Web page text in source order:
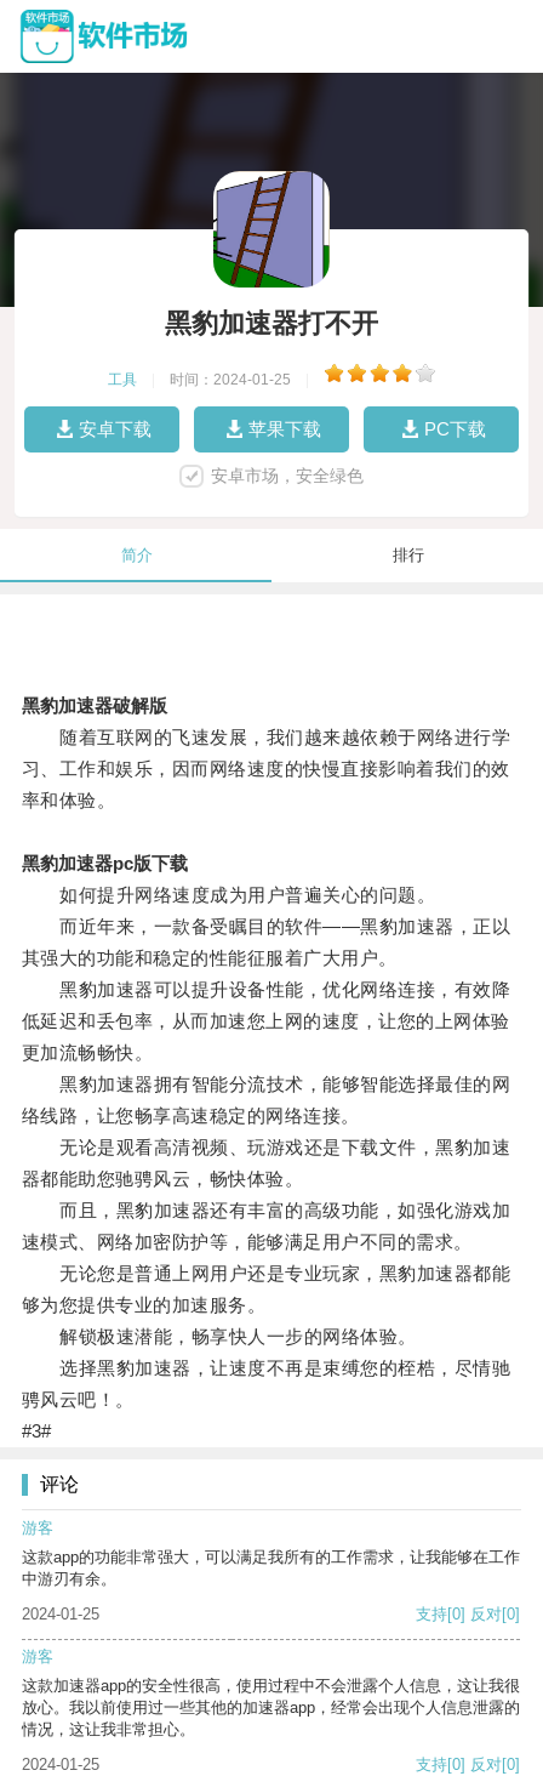
黑豹加速器打不开
工具 时间：2024-01-25
安卓下载 苹果下载 PC下载
安卓市场，安全绿色
简介 排行
黑豹加速器破解版
随着互联网的飞速发展，我们越来越依赖于网络进行学
习、工作和娱乐，因而网络速度的快慢直接影响着我们的效
率和体验。
黑豹加速器pc版下载
如何提升网络速度成为用户普遍关心的问题。
而近年来，一款备受瞩目的软件——黑豹加速器，正以
其强大的功能和稳定的性能征服着广大用户。
黑豹加速器可以提升设备性能，优化网络连接，有效降
低延迟和丢包率，从而加速您上网的速度，让您的上网体验
更加流畅畅快。
黑豹加速器拥有智能分流技术，能够智能选择最佳的网
络线路，让您畅享高速稳定的网络连接。
无论是观看高清视频、玩游戏还是下载文件，黑豹加速
器都能助您驰骋风云，畅快体验。
而且，黑豹加速器还有丰富的高级功能，如强化游戏加
速模式、网络加密防护等，能够满足用户不同的需求。
无论您是普通上网用户还是专业玩家，黑豹加速器都能
够为您提供专业的加速服务。
解锁极速潜能，畅享快人一步的网络体验。
选择黑豹加速器，让速度不再是束缚您的桎梏，尽情驰
骋风云吧！。
#3#
评论
游客
这款app的功能非常强大，可以满足我所有的工作需求，让我能够在工作
中游刃有余。
2024-01-25
支持[0] 反对[0]
游客
这款加速器app的安全性很高，使用过程中不会泄露个人信息，这让我很
放心。我以前使用过一些其他的加速器app，经常会出现个人信息泄露的
情况，这让我非常担心。
2024-01-25
支持[0] 反对[0]